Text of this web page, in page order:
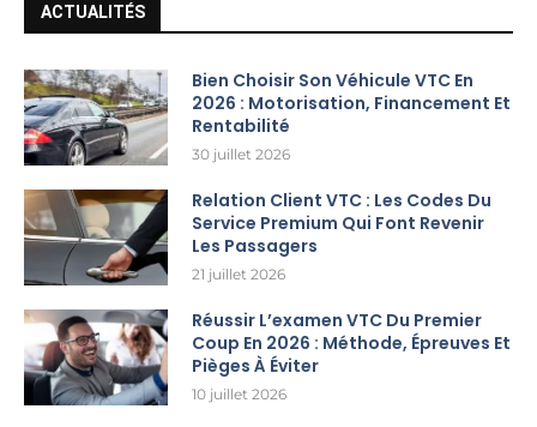
ACTUALITÉS
Bien Choisir Son Véhicule VTC En
2026 : Motorisation, Financement Et
Rentabilité
30 juillet 2026
Relation Client VTC : Les Codes Du
Service Premium Qui Font Revenir
Les Passagers
21 juillet 2026
Réussir L’examen VTC Du Premier
Coup En 2026 : Méthode, Épreuves Et
Pièges À Éviter
10 juillet 2026